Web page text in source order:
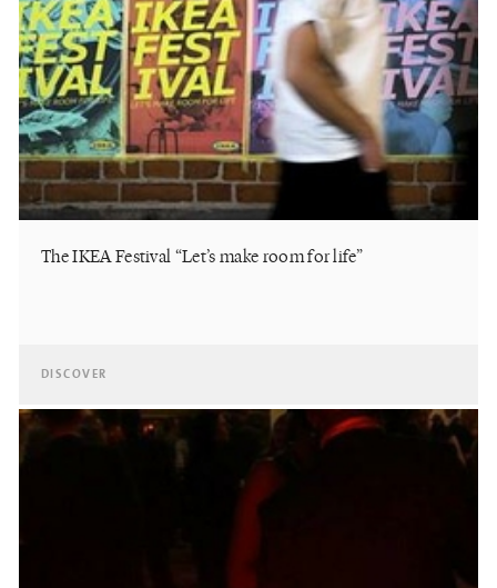
The IKEA Festival “Let’s make room for life”
DISCOVER